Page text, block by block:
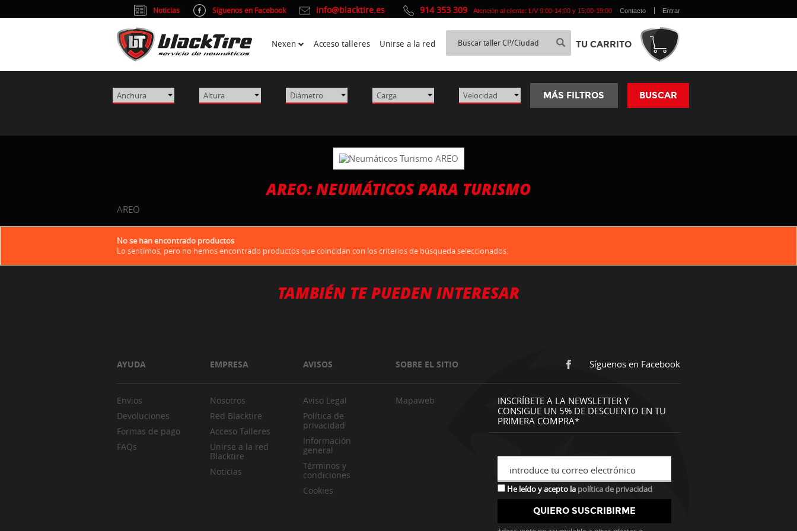
MÁS FILTROS BUSCAR
AREO: NEUMÁTICOS PARA TURISMO
AREO
No se han encontrado productos
Lo sentimos, pero no hemos encontrado productos que coincidan con los criterios de búsqueda seleccionados.
TAMBIÉN TE PUEDEN INTERESAR
AYUDA EMPRESA AVISOS SOBRE EL SITIO Síguenos en Facebook
Envios
Devoluciones
Formas de pago
FAQs
Nosotros
Red Blacktire
Acceso Talleres
Unirse a la red
Blacktire
Noticias
Aviso Legal
Política de
privacidad
Información
general
Términos y
condiciones
Cookies
Mapaweb
INSCRÍBETE A LA NEWSLETTER Y
CONSIGUE UN 5% DE DESCUENTO EN TU
PRIMERA COMPRA*
introduce tu correo electrónico
He leído y acepto la política de privacidad
Noticias Síguenos en Facebook info@blacktire.es 914 353 309 Atención al cliente: L/V 9:00-14:00 y 15:00-19:00 Contacto Entrar
Nexen Acceso talleres Unirse a la red TU CARRITO